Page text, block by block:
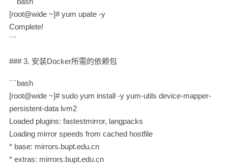
[root@wide ~]# yum upate -y
Complete!
```
### 3. 安装Docker所需的依赖包
```bash
[root@wide ~]# sudo yum install -y yum-utils device-mapper-
persistent-data lvm2
Loaded plugins: fastestmirror, langpacks
Loading mirror speeds from cached hostfile
* base: mirrors.bupt.edu.cn
* extras: mirrors.bupt.edu.cn